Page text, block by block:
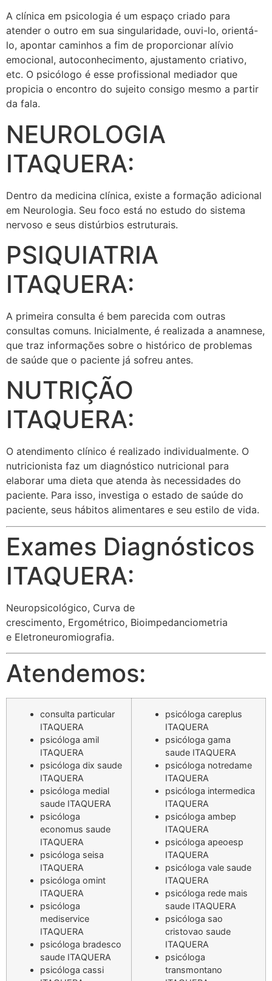
A clínica em psicologia é um espaço criado para
atender o outro em sua singularidade, ouvi-lo, orientá-
lo, apontar caminhos a fim de proporcionar alívio
emocional, autoconhecimento, ajustamento criativo,
etc. O psicólogo é esse profissional mediador que
propicia o encontro do sujeito consigo mesmo a partir
da fala.
NEUROLOGIA
ITAQUERA:
Dentro da medicina clínica, existe a formação adicional
em Neurologia. Seu foco está no estudo do sistema
nervoso e seus distúrbios estruturais.
PSIQUIATRIA
ITAQUERA:
A primeira consulta é bem parecida com outras
consultas comuns. Inicialmente, é realizada a anamnese,
que traz informações sobre o histórico de problemas
de saúde que o paciente já sofreu antes.
NUTRIÇÃO
ITAQUERA:
O atendimento clínico é realizado individualmente. O
nutricionista faz um diagnóstico nutricional para
elaborar uma dieta que atenda às necessidades do
paciente. Para isso, investiga o estado de saúde do
paciente, seus hábitos alimentares e seu estilo de vida.
Exames Diagnósticos
ITAQUERA:
Neuropsicológico, Curva de
crescimento, Ergométrico, Bioimpedanciometria
e Eletroneuromiografia.
Atendemos:
consulta particular
ITAQUERA
psicóloga amil
ITAQUERA
psicóloga dix saude
ITAQUERA
psicóloga medial
saude ITAQUERA
psicóloga
economus saude
ITAQUERA
psicóloga seisa
ITAQUERA
psicóloga omint
ITAQUERA
psicóloga
mediservice
ITAQUERA
psicóloga bradesco
saude ITAQUERA
psicóloga cassi
psicóloga careplus
ITAQUERA
psicóloga gama
saude ITAQUERA
psicóloga notredame
ITAQUERA
psicóloga intermedica
ITAQUERA
psicóloga ambep
ITAQUERA
psicóloga apeoesp
ITAQUERA
psicóloga vale saude
ITAQUERA
psicóloga rede mais
saude ITAQUERA
psicóloga sao
cristovao saude
ITAQUERA
psicóloga
transmontano